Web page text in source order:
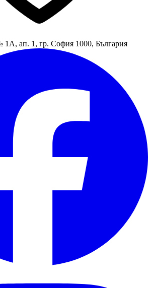
ап. 1, гр. София 1000, България